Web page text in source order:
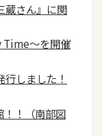
蔵さん』に関
Time～を開催
しました！
！（南部図